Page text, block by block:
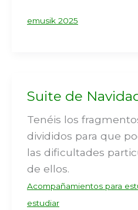
emusik 2025
Suite de
Tenéis los
divididos para que
las dificultades
de ellos.
Acompañamientos para
estudiar